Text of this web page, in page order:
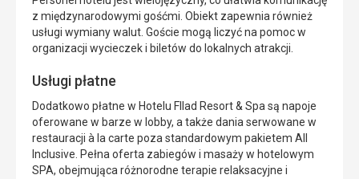
z międzynarodowymi gośćmi. Obiekt zapewnia również
usługi wymiany walut. Goście mogą liczyć na pomoc w
organizacji wycieczek i biletów do lokalnych atrakcji.
Usługi płatne
Dodatkowo płatne w Hotelu Fllad Resort & Spa są napoje
oferowane w barze w lobby, a także dania serwowane w
restauracji à la carte poza standardowym pakietem All
Inclusive. Pełna oferta zabiegów i masaży w hotelowym
SPA, obejmująca różnorodne terapie relaksacyjne i